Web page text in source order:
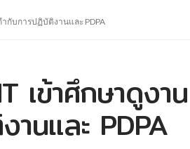
กับการปฏิบัติงานและ PDPA
เข้าศึกษาดูงาน
นและ PDPA